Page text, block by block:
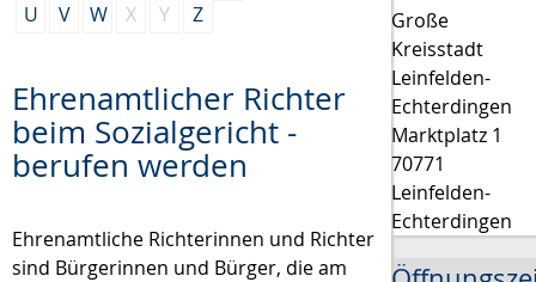
U
V W X Y Z
Ehrenamtlicher Richter
beim Sozialgericht -
berufen werden
Ehrenamtliche Richterinnen und Richter
sind Bürgerinnen und Bürger, die am
Große
Kreisstadt
Leinfelden-
Echterdingen
Marktplatz 1
70771
Leinfelden-
Echterdingen